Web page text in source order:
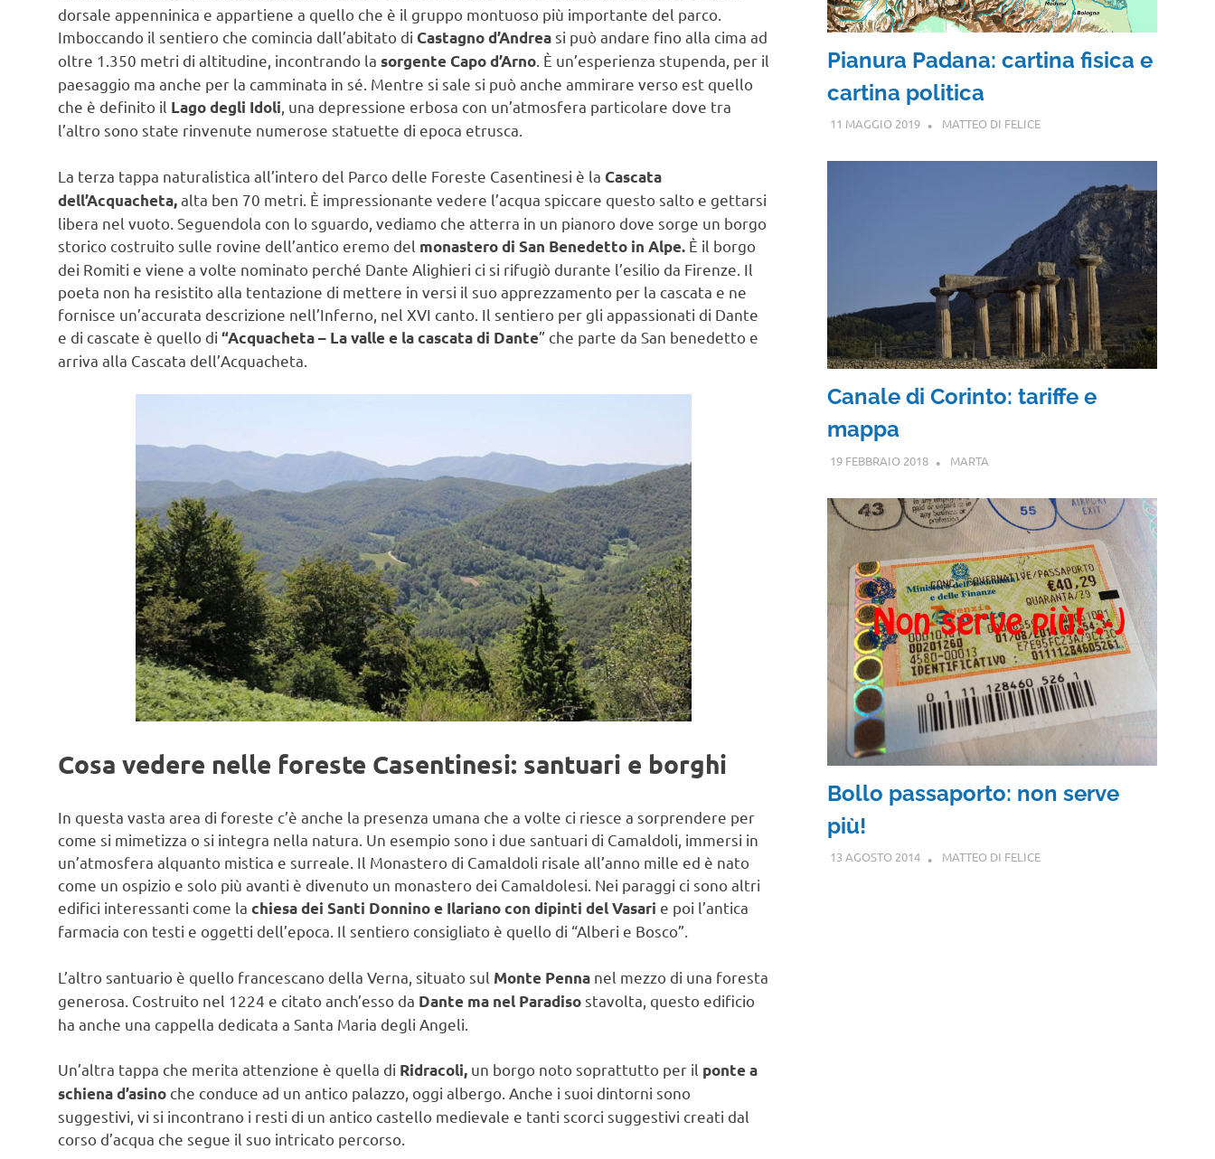
dorsale appenninica e appartiene a quello che è il gruppo montuoso più importante del parco.
Imboccando il sentiero che comincia dall’abitato di Castagno d’Andrea si può andare fino alla cima ad
oltre 1.350 metri di altitudine, incontrando la sorgente Capo d’Arno. È un’esperienza stupenda, per il
paesaggio ma anche per la camminata in sé. Mentre si sale si può anche ammirare verso est quello
che è definito il Lago degli Idoli, una depressione erbosa con un’atmosfera particolare dove tra
l’altro sono state rinvenute numerose statuette di epoca etrusca.
La terza tappa naturalistica all’intero del Parco delle Foreste Casentinesi è la Cascata
dell’Acquacheta,alta ben 70 metri. È impressionante vedere l’acqua spiccare questo salto e gettarsi
libera nel vuoto. Seguendola con lo sguardo, vediamo che atterra in un pianoro dove sorge un borgo
storico costruito sulle rovine dell’antico eremo del monastero di San Benedetto in Alpe. È il borgo
dei Romiti e viene a volte nominato perché Dante Alighieri ci si rifugiò durante l’esilio da Firenze. Il
poeta non ha resistito alla tentazione di mettere in versi il suo apprezzamento per la cascata e ne
fornisce un’accurata descrizione nell’Inferno, nel XVI canto. Il sentiero per gli appassionati di Dante
e di cascate è quello di “Acquacheta – La valle e la cascata di Dante” che parte da San benedetto e
arriva alla Cascata dell’Acquacheta.
Cosa vedere nelle foreste Casentinesi: santuari e borghi
In questa vasta area di foreste c’è anche la presenza umana che a volte ci riesce a sorprendere per
come si mimetizza o si integra nella natura. Un esempio sono i due santuari di Camaldoli, immersi in
un’atmosfera alquanto mistica e surreale. Il Monastero di Camaldoli risale all’anno mille ed è nato
come un ospizio e solo più avanti è divenuto un monastero dei Camaldolesi. Nei paraggi ci sono altri
edifici interessanti come la chiesa dei Santi Donnino e Ilarianocon dipinti del Vasari e poi l’antica
farmacia con testi e oggetti dell’epoca. Il sentiero consigliato è quello di “Alberi e Bosco”.
L’altro santuario è quello francescano della Verna, situato sul Monte Penna nel mezzo di una foresta
generosa. Costruito nel 1224 e citato anch’esso da Dante ma nel Paradiso stavolta, questo edificio
ha anche una cappella dedicata a Santa Maria degli Angeli.
Un’altra tappa che merita attenzione è quella di Ridracoli, un borgo noto soprattutto per il ponte a
schiena d’asino che conduce ad un antico palazzo, oggi albergo. Anche i suoi dintorni sono
suggestivi, vi si incontrano i resti di un antico castello medievale e tanti scorci suggestivi creati dal
corso d’acqua che segue il suo intricato percorso.
Pianura Padana: cartina fisica e
cartina politica
11 MAGGIO 2019 MATTEO DI FELICE
Canale di Corinto: tariffe e
mappa
19 FEBBRAIO 2018 MARTA
Bollo passaporto: non serve
più!
13 AGOSTO 2014 MATTEO DI FELICE